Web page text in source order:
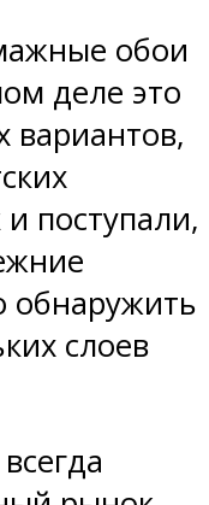
обои
деле это
вариантов,
поступали,
обнаружить
слоев